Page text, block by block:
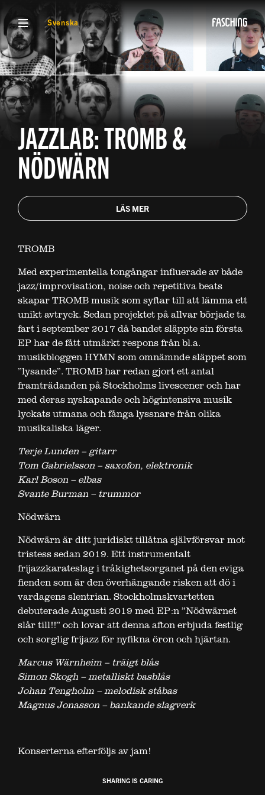
VISA MENYSvenska
JAZZLAB: TROMB &
NÖDWÄRN
LÄS MER
TROMB
Med experimentella tongångar influerade av både
jazz/improvisation, noise och repetitiva beats
skapar TROMB musik som syftar till att lämma ett
unikt avtryck. Sedan projektet på allvar började ta
fart i september 2017 då bandet släppte sin första
EP har de fått utmärkt respons från bl.a.
musikbloggen HYMN som omnämnde släppet som
”lysande”. TROMB har redan gjort ett antal
framträdanden på Stockholms livescener och har
med deras nyskapande och högintensiva musik
lyckats utmana och fånga lyssnare från olika
musikaliska läger.
Terje Lunden – gitarr
Tom Gabrielsson – saxofon, elektronik
Karl Boson – elbas
Svante Burman – trummor
Nödwärn
Nödwärn är ditt juridiskt tillåtna självförsvar mot
tristess sedan 2019. Ett instrumentalt
frijazzkarateslag i tråkighetsorganet på den eviga
fienden som är den överhängande risken att dö i
vardagens slentrian. Stockholmskvartetten
debuterade Augusti 2019 med EP:n ”Nödwärnet
slår till!!” och lovar att denna afton erbjuda festlig
och sorglig frijazz för nyfikna öron och hjärtan.
Marcus Wärnheim – träigt blås
Simon Skogh – metalliskt basblås
Johan Tengholm – melodisk ståbas
Magnus Jonasson – bankande slagverk
Konserterna efterföljs av jam!
SHARING IS CARING